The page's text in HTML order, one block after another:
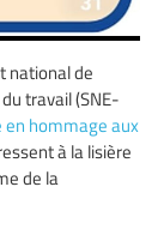
national de
travail (SNE-
en hommage aux
à la lisière
de la